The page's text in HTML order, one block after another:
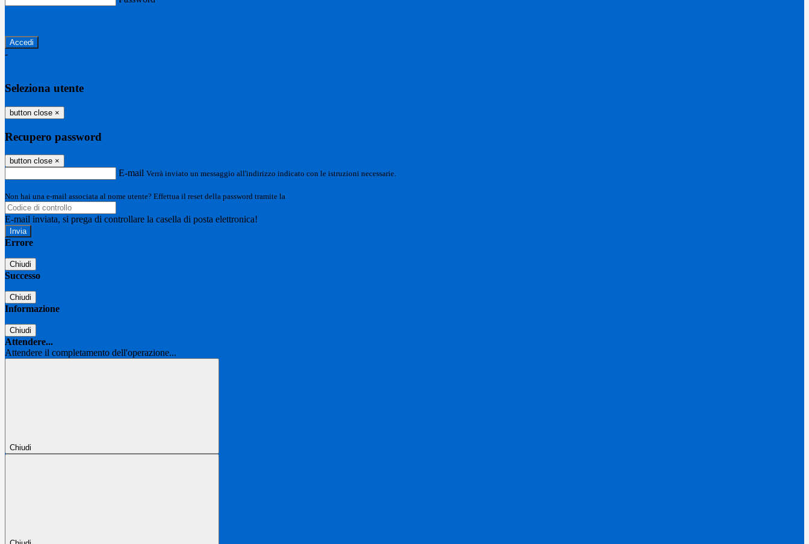
-
Seleziona utente
button close ×
Recupero password
button close ×
E-mail Verrà inviato un messaggio all'indirizzo indicato con le istruzioni necessarie.
Non hai una e-mail associata al nome utente? Effettua il reset della password tramite la
E-mail inviata, si prega di controllare la casella di posta elettronica!
Errore
Chiudi
Successo
Chiudi
Informazione
Chiudi
Attendere...
Attendere il completamento dell'operazione...
Chiudi